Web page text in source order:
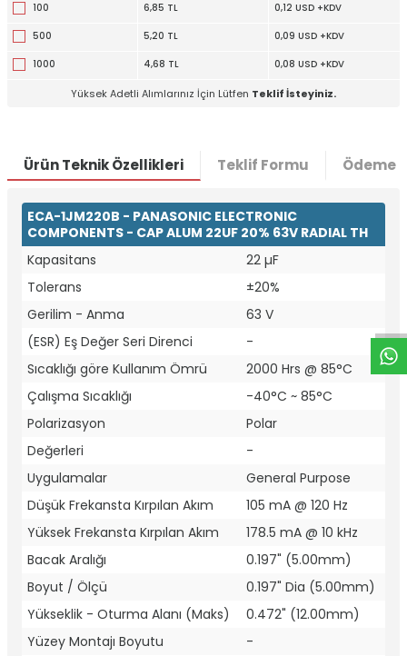
100 6,85 TL 0,12 USD +KDV
500 5,20 TL 0,09 USD +KDV
1000 4,68 TL 0,08 USD +KDV
Yüksek Adetli Alımlarınız İçin Lütfen Teklif İsteyiniz.
Ürün Teknik Özellikleri Teklif Formu Ödeme
ECA-1JM220B - PANASONIC ELECTRONIC
COMPONENTS - CAP ALUM 22UF 20% 63V RADIAL TH
Kapasitans
22 µF
Tolerans
±20%
Gerilim - Anma
63 V
(ESR) Eş Değer Seri Direnci
-
Sıcaklığı göre Kullanım Ömrü
2000 Hrs @ 85°C
Çalışma Sıcaklığı
-40°C ~ 85°C
Polarizasyon
Polar
Değerleri
-
Uygulamalar
General Purpose
Düşük Frekansta Kırpılan Akım
105 mA @ 120 Hz
Yüksek Frekansta Kırpılan Akım
178.5 mA @ 10 kHz
Bacak Aralığı
0.197" (5.00mm)
Boyut / Ölçü
0.197" Dia (5.00mm)
Yükseklik - Oturma Alanı (Maks)
0.472" (12.00mm)
Yüzey Montajı Boyutu
-